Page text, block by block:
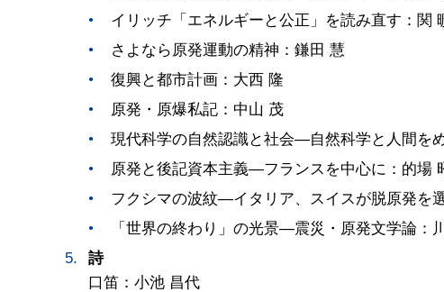
イリッチ「エネルギーと公正」を読み直す：関
さよなら原発運動の精神：鎌田 慧
復興と都市計画：大西 隆
原発・原爆私記：中山 茂
現代科学の自然認識と社会―自然科学と人間を
原発と後記資本主義―フランスを中心に：的場
フクシマの波紋―イタリア、スイスが脱原発を
「世界の終わり」の光景―震災・原発文学論：
詩
口笛：小池 昌代